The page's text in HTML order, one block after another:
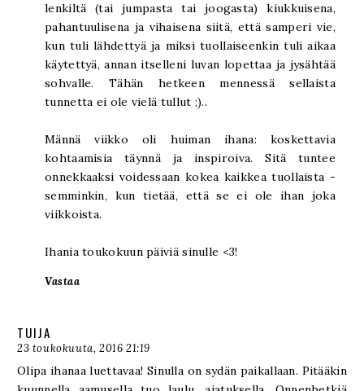
lenkiltä (tai jumpasta tai joogasta) kiukkuisena,
pahantuulisena ja vihaisena siitä, että samperi vie,
kun tuli lähdettyä ja miksi tuollaiseenkin tuli aikaa
käytettyä, annan itselleni luvan lopettaa ja jysähtää
sohvalle. Tähän hetkeen mennessä sellaista
tunnetta ei ole vielä tullut ;)..
Männä viikko oli huiman ihana: koskettavia
kohtaamisia täynnä ja inspiroiva. Sitä tuntee
onnekkaaksi voidessaan kokea kaikkea tuollaista -
semminkin, kun tietää, että se ei ole ihan joka
viikkoista.
Ihania toukokuun päiviä sinulle <3!
Vastaa
TUIJA
23 toukokuuta, 2016 21:19
Olipa ihanaa luettavaa! Sinulla on sydän paikallaan. Pitääkin